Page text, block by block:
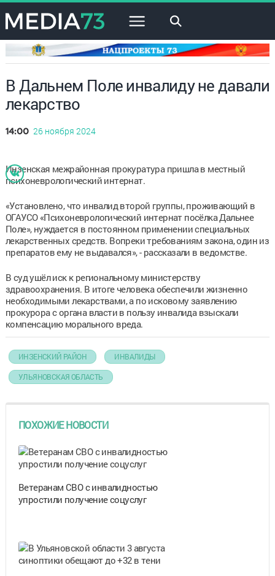
×
В Дальнем Поле инвалиду не давали
лекарство
14:00 26 ноября 2024
Инзенская межрайонная прокуратура пришла в местный
психоневрологический интернат.
«Установлено, что инвалид второй группы, проживающий в
ОГАУСО «Психоневрологический интернат посёлка Дальнее
Поле», нуждается в постоянном применении специальных
лекарственных средств. Вопреки требованиям закона, один из
препаратов ему не выдавался», - рассказали в ведомстве.
В суд ушёл иск к региональному министерству
здравоохранения. В итоге человека обеспечили жизненно
необходимыми лекарствами, а по исковому заявлению
прокурора с органа власти в пользу инвалида взыскали
компенсацию морального вреда.
ИНЗЕНСКИЙ РАЙОН ИНВАЛИДЫ
УЛЬЯНОВСКАЯ ОБЛАСТЬ
ПОХОЖИЕ НОВОСТИ
Ветеранам СВО с инвалидностью
упростили получение соцуслуг